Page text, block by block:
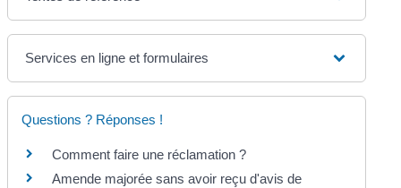
Services en ligne et formulaires
Questions ? Réponses !
Comment faire une réclamation ?
Amende majorée sans avoir reçu d'avis de